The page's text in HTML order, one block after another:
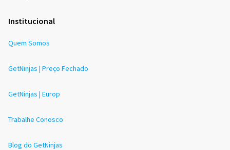
Institucional
Quem Somos
GetNinjas | Preço Fechado
GetNinjas | Europ
Trabalhe Conosco
Blog do GetNinjas